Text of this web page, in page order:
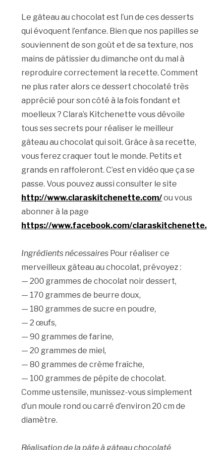
Le gâteau au chocolat est l’un de ces desserts
qui évoquent l’enfance. Bien que nos papilles se
souviennent de son goût et de sa texture, nos
mains de pâtissier du dimanche ont du mal à
reproduire correctement la recette. Comment
ne plus rater alors ce dessert chocolaté très
apprécié pour son côté à la fois fondant et
moelleux ? Clara’s Kitchenette vous dévoile
tous ses secrets pour réaliser le meilleur
gâteau au chocolat qui soit. Grâce à sa recette,
vous ferez craquer tout le monde. Petits et
grands en raffoleront. C’est en vidéo que ça se
passe. Vous pouvez aussi consulter le site
http://www.claraskitchenette.com/ou vous
abonner à la page
https://www.facebook.com/claraskitchenette.
Ingrédients nécessaires Pour réaliser ce
merveilleux gâteau au chocolat, prévoyez :
— 200 grammes de chocolat noir dessert,
— 170 grammes de beurre doux,
— 180 grammes de sucre en poudre,
— 2 œufs,
— 90 grammes de farine,
— 20 grammes de miel,
— 80 grammes de crème fraîche,
— 100 grammes de pépite de chocolat.
Comme ustensile, munissez-vous simplement
d’un moule rond ou carré d’environ 20 cm de
diamètre.
Réalisation de la pâte à gâteau chocolaté